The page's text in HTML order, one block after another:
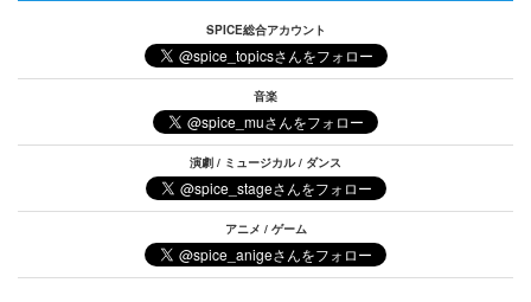
SPICE総合アカウント
音楽
演劇 / ミュージカル / ダンス
アニメ / ゲーム